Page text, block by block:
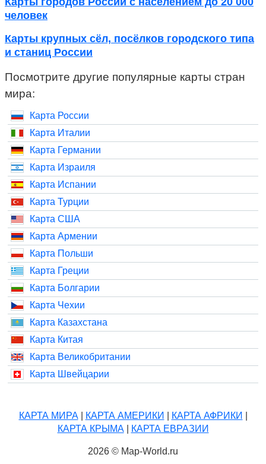
человек
Карты крупных сёл, посёлков городского типа
и станиц России
Посмотрите другие популярные карты стран
мира:
Карта России
Карта Италии
Карта Германии
Карта Израиля
Карта Испании
Карта Турции
Карта США
Карта Армении
Карта Польши
Карта Греции
Карта Болгарии
Карта Чехии
Карта Казахстана
Карта Китая
Карта Великобритании
Карта Швейцарии
КАРТА МИРА| КАРТА АМЕРИКИ КАРТА АФРИКИ
КАРТА КРЫМА| КАРТА ЕВРАЗИИ
2026 © Map-World.ru